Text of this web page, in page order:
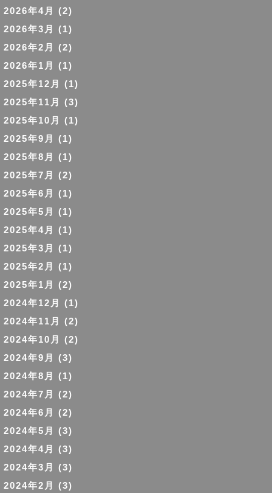
2026年4月
(2)
2026年3月
(1)
2026年2月
(2)
2026年1月
(1)
2025年12月
(1)
2025年11月
(3)
2025年10月
(1)
2025年9月
(1)
2025年8月
(1)
2025年7月
(2)
2025年6月
(1)
2025年5月
(1)
2025年4月
(1)
2025年3月
(1)
2025年2月
(1)
2025年1月
(2)
2024年12月
(1)
2024年11月
(2)
2024年10月
(2)
2024年9月
(3)
2024年8月
(1)
2024年7月
(2)
2024年6月
(2)
2024年5月
(3)
2024年4月
(3)
2024年3月
(3)
2024年2月
(3)